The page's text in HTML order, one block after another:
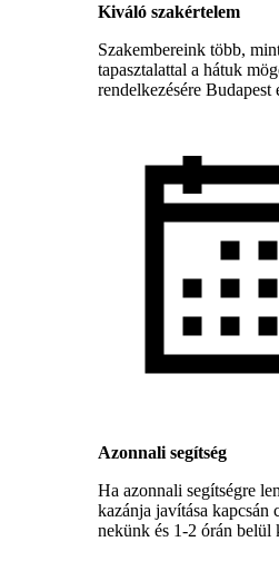
Kiváló szakértelem
Szakembereink több,
tapasztalattal a hátuk
rendelkezésére Budapest
Azonnali segítség
Ha azonnali segítségre
kazánja javítása kapcsán
nekünk és 1-2 órán belül